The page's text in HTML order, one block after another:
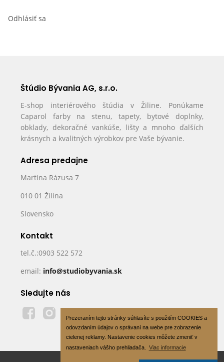
Prezeraním tejto stránky súhlasíte s použitím COOKIES a
odovzdaním údajov o správaní na webe pre zobrazenie
cielenej reklamy. Nastavenie cookies môžete zmeniť v
nastaveniach vášho prehliadača.
Viac informacie
Odhlásiť sa
Štúdio Bývania AG, s.r.o.
E-shop interiérového štúdia v Žiline. Ponúkame
Caparol farby na stenu, tapety, bytové doplnky,
obklady, dekoračné vankúše, lišty a mnoho ďalších
krásnych a kvalitných výrobkov pre Vaše bývanie.
Adresa predajne
Martina Rázusa 7
010 01 Žilina
Slovensko
Kontakt
tel.č.:0903 522 572
email: info@studiobyvania.sk
Sledujte nás